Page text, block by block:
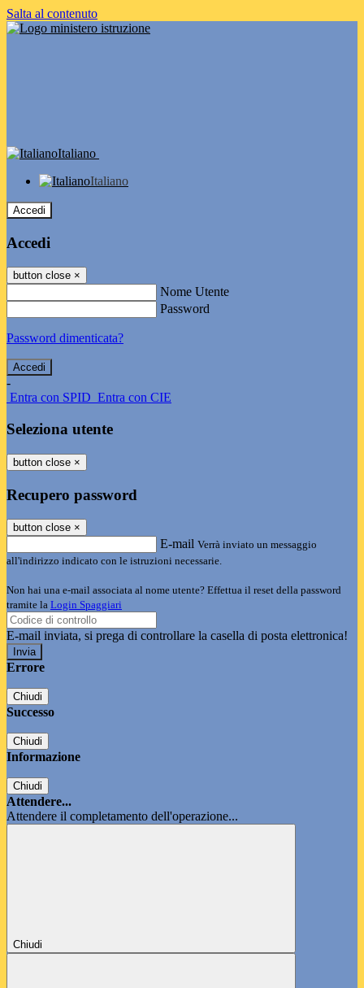
Salta al contenuto
Italiano
Italiano
Accedi
Accedi
button close ×
Nome Utente
Password
Password dimenticata?
-
Entra con SPID Entra con CIE
Seleziona utente
button close ×
Recupero password
button close ×
E-mail Verrà inviato un messaggio
all'indirizzo indicato con le istruzioni necessarie.
Non hai una e-mail associata al nome utente? Effettua il reset della password
tramite la Login Spaggiari
E-mail inviata, si prega di controllare la casella di posta elettronica!
Errore
Chiudi
Successo
Chiudi
Informazione
Chiudi
Attendere...
Attendere il completamento dell'operazione...
Chiudi